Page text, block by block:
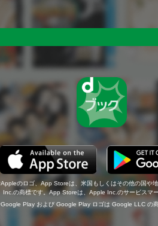
Appleのロゴ、App Storeは、米国もしくはその他の国や
Inc.の商標です。App Storeは、Apple Inc.のサービスマー
Google Play および Google Play ロゴは Google LLC の商